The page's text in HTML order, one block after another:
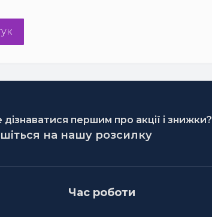
першим про акції і знижки?
на нашу розсилку
Час роботи